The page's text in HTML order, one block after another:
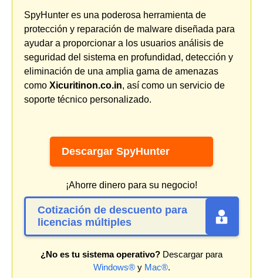
SpyHunter es una poderosa herramienta de
protección y reparación de malware diseñada para
ayudar a proporcionar a los usuarios análisis de
seguridad del sistema en profundidad, detección y
eliminación de una amplia gama de amenazas
como Xicuritinon.co.in, así como un servicio de
soporte técnico personalizado.
Descargar SpyHunter
¡Ahorre dinero para su negocio!
Cotización de descuento para
licencias múltiples
¿No es tu sistema operativo? Descargar para
Windows®y Mac®.